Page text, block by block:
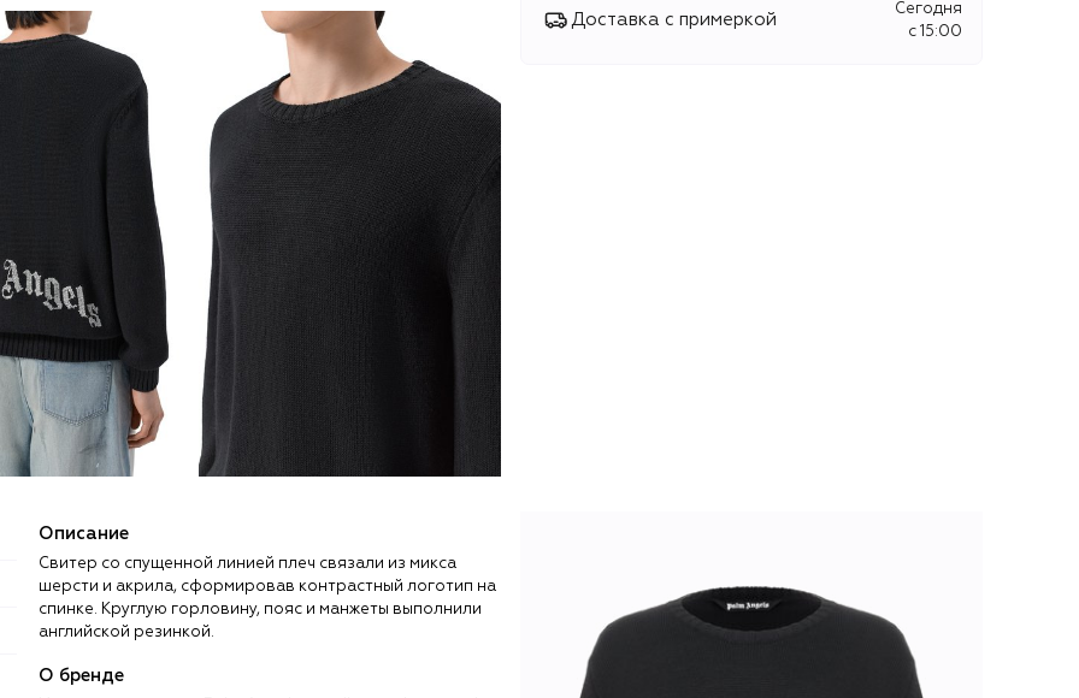
Доставка с примеркой
Сегодня
c 15:00
Описание
Свитер со спущенной линией плеч связали из микса
шерсти и акрила, сформировав контрастный логотип на
спинке. Круглую горловину, пояс и манжеты выполнили
английской резинкой.
О бренде